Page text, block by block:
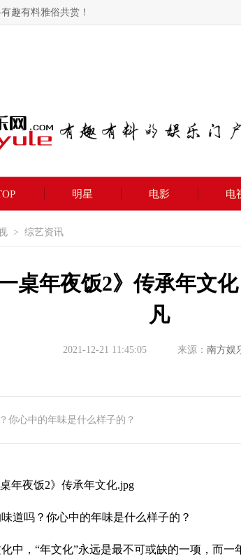
趣有料雅俗共赏！
明星 电影 电
> 综艺资讯
桌年夜饭2》传承年文
凡
2021-12-21 11:45:05 来源： 南方娱
你心中的年味是什么样子的？
吗？你心中的年味是什么样子的？
，“年文化”永远是最不可或缺的一项，而一